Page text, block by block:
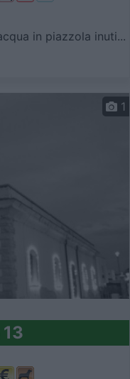
in piazzola inuti...
1